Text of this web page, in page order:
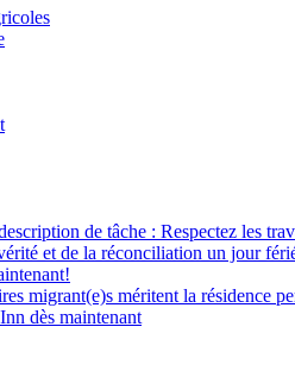
de tâche : Respectez les
et de la réconciliation un jour
migrant(e)s méritent la résidence
dès maintenant